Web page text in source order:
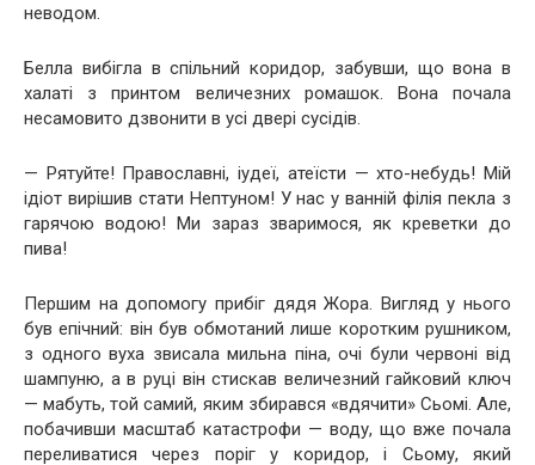
неводом.
Белла вибігла в спільний коридор, забувши, що вона в
халаті з принтом величезних ромашок. Вона почала
несамовито дзвонити в усі двері сусідів.
— Рятуйте! Православні, іудеї, атеїсти — хто-небудь! Мій
ідіот вирішив стати Нептуном! У нас у ванній філія пекла з
гарячою водою! Ми зараз зваримося, як креветки до
пива!
Першим на допомогу прибіг дядя Жора. Вигляд у нього
був епічний: він був обмотаний лише коротким рушником,
з одного вуха звисала мильна піна, очі були червоні від
шампуню, а в руці він стискав величезний гайковий ключ
— мабуть, той самий, яким збирався «вдячити» Сьомі. Але,
побачивши масштаб катастрофи — воду, що вже почала
переливатися через поріг у коридор, і Сьому, який